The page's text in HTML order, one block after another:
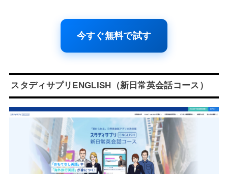
今すぐ無料で試す
スタディサプリENGLISH（新日常英会話コース）